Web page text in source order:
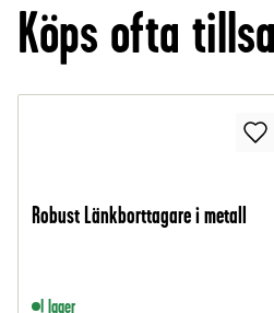
Köps ofta
Robust Länkborttagare i metall
I lager